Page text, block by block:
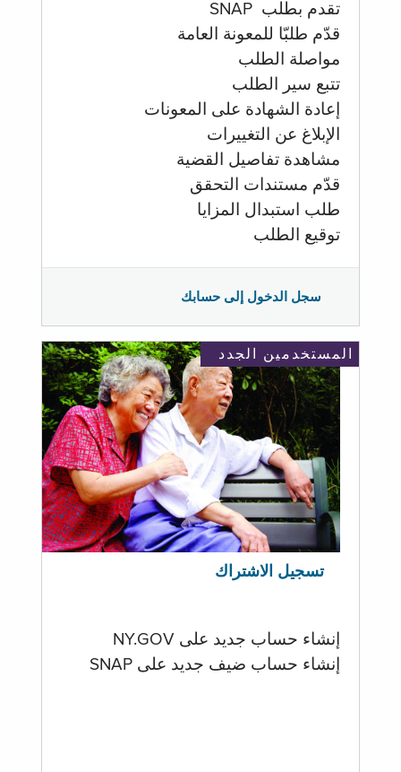
تقدم بطلب SNAP
قدّم طلبّا للمعونة العامة
مواصلة الطلب
تتبع سير الطلب
إعادة الشهادة على المعونات
الإبلاغ عن التغييرات
مشاهدة تفاصيل القضية
قدّم مستندات التحقق
طلب استبدال المزايا
توقيع الطلب
سجل الدخول إلى حسابك
المستخدمين الجدد
تسجيل الاشتراك
إنشاء حساب جديد على NY.GOV
إنشاء حساب ضيف جديد على SNAP